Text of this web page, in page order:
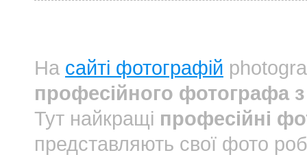
На сайті фотографій
професійного фотографа
Тут найкращі професійні
представляють свої фото